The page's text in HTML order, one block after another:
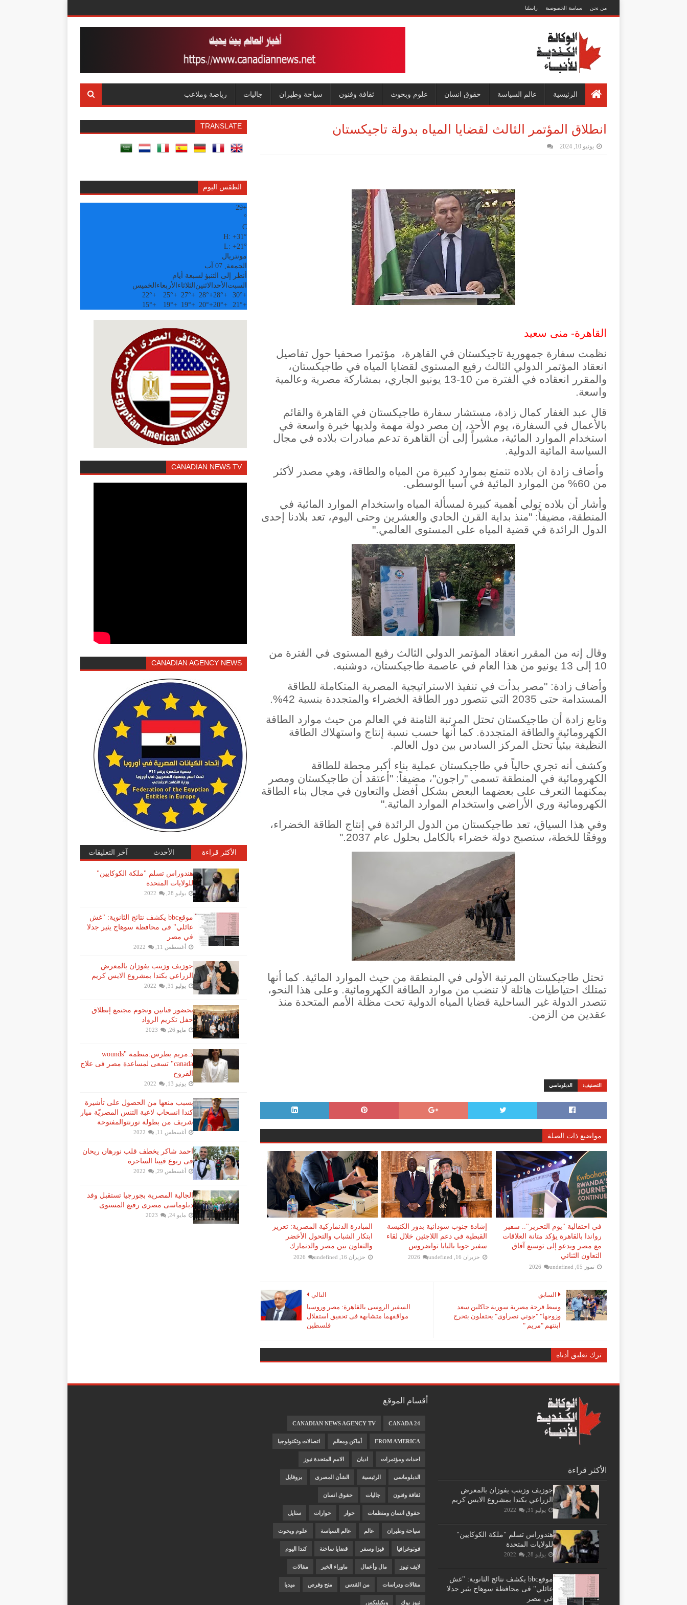
من نحن سياسة الخصوصية راسلنا
الرئيسية عالم السياسة حقوق انسان علوم وبحوث ثقافة وفنون سياحة وطيران جاليات رياضة وملاعب
انطلاق المؤتمر الثالث لقضايا المياه بدولة تاجيكستان
يونيو 10, 2024
القاهرة- منى سعيد
نظمت سفارة جمهورية تاجيكستان في القاهرة، مؤتمرا صحفيا حول تفاصيل
انعقاد المؤتمر الدولي الثالث رفيع المستوى لقضايا المياه في طاجيكستان،
والمقرر انعقاده في الفترة من 10-13 يونيو الجاري، بمشاركة مصرية وعالمية
واسعة.
قال عبد الغفار كمال زادة، مستشار سفارة طاجيكستان في القاهرة والقائم
بالأعمال في السفارة، يوم الأحد، إن مصر دولة مهمة ولديها خبرة واسعة في
استخدام الموارد المائية، مشيراً إلى أن القاهرة تدعم مبادرات بلاده في مجال
السياسة المائية الدولية.
وأضاف زادة ان بلاده تتمتع بموارد كبيرة من المياه والطاقة، وهي مصدر لأكثر
من 60% من الموارد المائية في آسيا الوسطى.
وأشار أن بلاده تولي أهمية كبيرة لمسألة المياه واستخدام الموارد المائية في
المنطقة، مضيفاً: "منذ بداية القرن الحادي والعشرين وحتى اليوم، تعد بلادنا إحدى
الدول الرائدة في قضية المياه على المستوى العالمي."
وقال إنه من المقرر انعقاد المؤتمر الدولي الثالث رفيع المستوى في الفترة من
10 إلى 13 يونيو من هذا العام في عاصمة طاجيكستان، دوشنبه.
وأضاف زادة: "مصر بدأت في تنفيذ الاستراتيجية المصرية المتكاملة للطاقة
المستدامة حتى 2035 التي تتصور دور الطاقة الخضراء والمتجددة بنسبة 42%.
وتابع زادة أن طاجيكستان تحتل المرتبة الثامنة في العالم من حيث موارد الطاقة
الكهرومائية والطاقة المتجددة. كما أنها حسب نسبة إنتاج واستهلاك الطاقة
النظيفة بيئياً تحتل المركز السادس بين دول العالم.
وكشف أنه تجري حالياً في طاجيكستان عملية بناء أكبر محطة للطاقة
الكهرومائية في المنطقة تسمى "راجون"، مضيفاً: "أعتقد أن طاجيكستان ومصر
يمكنهما التعرف على بعضهما البعض بشكل أفضل والتعاون في مجال بناء الطاقة
الكهرومائية وري الأراضي واستخدام الموارد المائية."
وفي هذا السياق، تعد طاجيكستان من الدول الرائدة في إنتاج الطاقة الخضراء،
ووفقًا للخطة، ستصبح دولة خضراء بالكامل بحلول عام 2037."
تحتل طاجيكستان المرتبة الأولى في المنطقة من حيث الموارد المائية. كما أنها
تمتلك احتياطيات هائلة لا تنضب من موارد الطاقة الكهرومائية. وعلى هذا النحو،
تتصدر الدولة غير الساحلية قضايا المياه الدولية تحت مظلة الأمم المتحدة منذ
عقدين من الزمن.
التصنيف: الدبلوماسي
مواضيع ذات الصلة
في احتفالية "يوم التحرير".. سفير
رواندا بالقاهرة يؤكد متانة العلاقات
مع مصر ويدعو إلى توسيع آفاق
التعاون الثنائي
تموز 05, 2026 undefined
إشادة جنوب سودانية بدور الكنيسة
القبطية في دعم اللاجئين خلال لقاء
سفير جوبا بالبابا تواضروس
حزيران 16, 2026 undefined
المبادرة الدنماركية المصرية: تعزيز
ابتكار الشباب والتحول الأخضر
والتعاون بين مصر والدنمارك
حزيران 16, 2026 undefined
التالي
السفير الروسى بالقاهرة: مصر وروسيا
مواقفهما متشابهة فى تحقيق استقلال
فلسطين
السابق
وسط فرحة مصرية سورية جاكلين سعد
وزوجها" "جوني نصراوى" يحتفلون بتخرج
ابنتهم "مريم "
ترك تعليق أدناه
TRANSLATE
الطقس اليوم
+
29
°
C
H: +31°
L: +21°
مونتريال
الجمعة, 07 آب
أنظر إلى التنبؤ لسبعة أيام
السبت الأحد الاثنين الثلاثاء الأربعاء الخميس
+
30°
+
28°
+
28°
+
27°
+
25°
+
22°
+
21°
+
20°
+
20°
+
19°
+
19°
+
15°
CANADIAN NEWS TV
CANADIAN AGENCY NEWS
الأكثر قراءة الأحدث آخر التعليقات
هندوراس تسلم "ملكة الكوكايين"
للولايات المتحدة
يوليو 28, 2022
موقعbbc يكشف نتائج الثانوية: "غش
عائلي" فى محافظة سوهاج يثير جدلا
في مصر
أغسطس 11, 2022
جوزيف وزينب يفوزان بالمعرض
الزراعي بكندا بمشروع الايس كريم
يوليو 31, 2022
بحضور فنانين ونجوم مجتمع إنطلاق
حفل تكريم الرواد
مايو 26, 2023
د.مريم بطرس:منظمة "wounds
canada" تسعى لمساعدة مصر فى علاج
القروح
يونيو 13, 2022
بسبب منعها من الحصول على تأشيرة
كندا انسحاب لاعبة ​التنس​ المصريّة ​ميار
شريف​ من بطولة ​تورنتو​المفتوحة
أغسطس 11, 2022
احمد شاكر يخطف قلب نورهان ريحان
فى ربوع فيينا الساحرة
أغسطس 29, 2022
الجالية المصرية بجورجيا تستقبل وفد
دبلوماسى مصرى رفيع المستوى
مايو 24, 2023
الأكثر قراءة
جوزيف وزينب يفوزان بالمعرض
الزراعي بكندا بمشروع الايس كريم
يوليو 31, 2022
هندوراس تسلم "ملكة الكوكايين"
للولايات المتحدة
يوليو 28, 2022
موقعbbc يكشف نتائج الثانوية: "غش
عائلي" فى محافظة سوهاج يثير جدلا
في مصر
أقسام الموقع
CANADA 24
CANADIAN NEWS AGENCY TV
FROM AMERICA أماكن ومعالم اتصالات وتكنولوجيا
احداث ومؤتمرات اديان الامم المتحدة نيوز
الدبلوماسى الرئيسية الشأن المصرى بروفايل
ثقافة وفنون جاليات حقوق انسان
حقوق انسان ومنظمات حوار حوارات ستايل
سياحة وطيران عالم عالم السياسة علوم وبحوث
فوتوغرافيا فيزا وسفر قضايا ساخنة كندا اليوم
لايف نيوز مال وأعمال ماوراء الخبر مقالات
مقالات ودراسات من القدس منح وفرص ميديا
نيوز بوك ويكيليكس